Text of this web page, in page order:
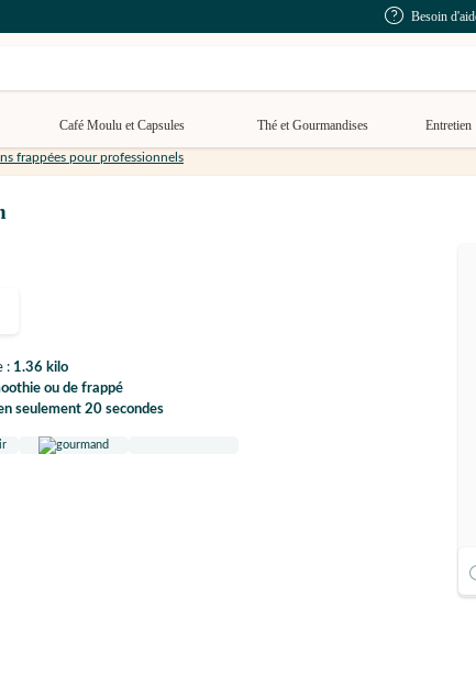
Besoin
Café Moulu et Capsules Thé et Gourmandises Entretien
frappées pour professionnels
: 1.36 kilo
ou de frappé
seulement 20 secondes